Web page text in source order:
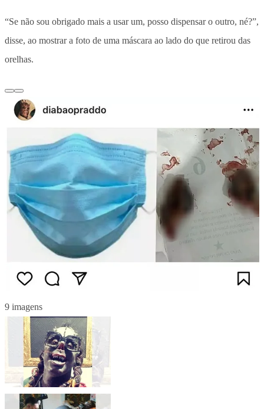
“Se não sou obrigado mais a usar um, posso dispensar o outro, né?”,
disse, ao mostrar a foto de uma máscara ao lado do que retirou das
orelhas.
9 imagens